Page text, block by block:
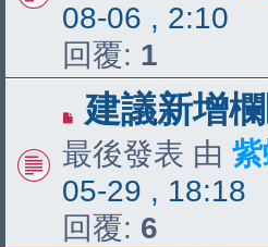
08-06 , 2:10
回覆: 1
建議新增
最後發表 由
05-29 , 18:18
回覆: 6